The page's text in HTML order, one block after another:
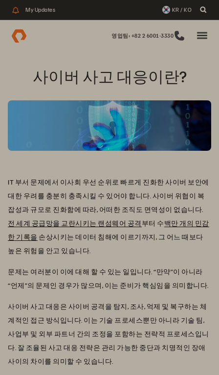
My Updates KR / KO
영업팀: +82 2 6001-3330
사이버 사고 대응이란?
IT 부서 문제에서 이사회 우선 순위로 빠르게 진화한 사이버 보안에
대한 우려를 충분히 충족시킬 수 있어야 합니다. 사이버 위협이 복
잡성과 규모로 진화함에 따라, 어떠한 조직도 면역성이 없습니다.
전 세계 공급망을 교란시키는 랜섬웨어 공격 부터 수백만 개의 민감
한 기록을 손상시키는 데이터 침해에 이르기까지, 그 어느 때보다
높은 위험을 안고 있습니다.
문제는 여러분이 이에 대해 할 수 있는 일입니다. “만약”이 아니라
“언제”의 문제인 경우가 많으며, 이는 준비가 핵심임을 의미합니다.
사이버 사고 대응은 사이버 공격을 탐지, 조사, 억제 및 복구하는 체
계적인 접근 방식입니다. 이는 기술 프로세스뿐만 아니라 기술 팀,
사업부 및 외부 파트너 간의 조정을 포함하는 전략적 프로세스입니
다. 잘 조율된 사고 대응 전략은 관리 가능한 중단과 치명적인 장애
사이의 차이를 의미할 수 있습니다.